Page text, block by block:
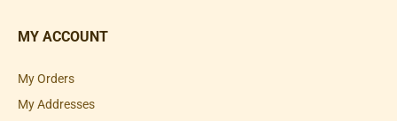
MY ACCOUNT
My Orders
My Addresses